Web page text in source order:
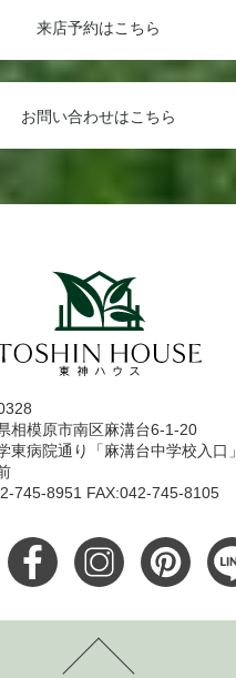
来店予約はこちら
お問い合わせはこちら
相模原市南区麻溝台6-1-20
東病院通り「麻溝台中学校入口」
745-8951 FAX:042-745-8105